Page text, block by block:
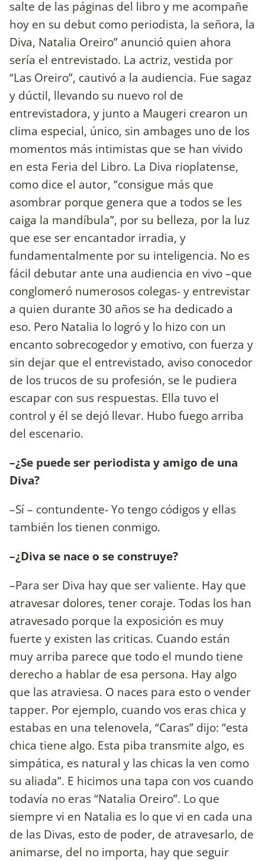
salte de las páginas del libro y me acompañe
hoy en su debut como periodista, la señora, la
Diva, Natalia Oreiro” anunció quien ahora
sería el entrevistado. La actriz, vestida por
“Las Oreiro”, cautivó a la audiencia. Fue sagaz
y dúctil, llevando su nuevo rol de
entrevistadora, y junto a Maugeri crearon un
clima especial, único, sin ambages uno de los
momentos más intimistas que se han vivido
en esta Feria del Libro. La Diva rioplatense,
como dice el autor, “consigue más que
asombrar porque genera que a todos se les
caiga la mandíbula”, por su belleza, por la luz
que ese ser encantador irradia, y
fundamentalmente por su inteligencia. No es
fácil debutar ante una audiencia en vivo –que
conglomeró numerosos colegas- y entrevistar
a quien durante 30 años se ha dedicado a
eso. Pero Natalia lo logró y lo hizo con un
encanto sobrecogedor y emotivo, con fuerza y
sin dejar que el entrevistado, aviso conocedor
de los trucos de su profesión, se le pudiera
escapar con sus respuestas. Ella tuvo el
control y él se dejó llevar. Hubo fuego arriba
del escenario.
–¿Se puede ser periodista y amigo de una
Diva?
–Sí – contundente- Yo tengo códigos y ellas
también los tienen conmigo.
–¿Diva se nace o se construye?
–Para ser Diva hay que ser valiente. Hay que
atravesar dolores, tener coraje. Todas los han
atravesado porque la exposición es muy
fuerte y existen las criticas. Cuando están
muy arriba parece que todo el mundo tiene
derecho a hablar de esa persona. Hay algo
que las atraviesa. O naces para esto o vender
tapper. Por ejemplo, cuando vos eras chica y
estabas en una telenovela, “Caras” dijo: “esta
chica tiene algo. Esta piba transmite algo, es
simpática, es natural y las chicas la ven como
su aliada”. E hicimos una tapa con vos cuando
todavía no eras “Natalia Oreiro”. Lo que
siempre vi en Natalia es lo que vi en cada una
de las Divas, esto de poder, de atravesarlo, de
animarse, del no importa, hay que seguir